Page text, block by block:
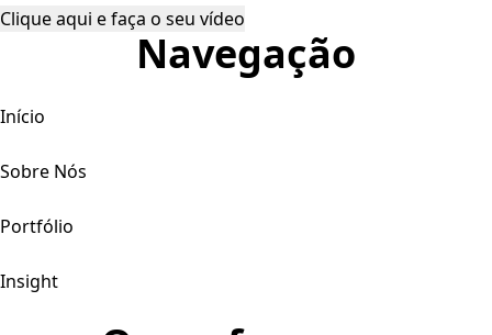
Clique aqui e faça o seu vídeo
Navegação
Início
Sobre Nós
Portfólio
Insight